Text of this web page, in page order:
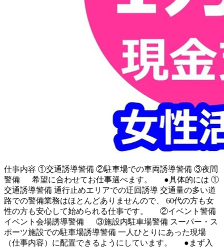
仕事内容 ①交通誘導警備 ②駐車場での車両誘導警備 ③夜間
警備 希望に合わせてお仕事選べます。 ●具体的には ①
交通誘導警備 通行止めエリアでの迂回誘導 交通量の多い道
路での警備業務はほとんどありませんので、 60代の方も女
性の方も安心して始められる仕事です。 ②イベント警備
イベント会場誘導警備 ③施設内駐車場警備 スーパー・ス
ポーツ施設での駐車場誘導警備 一人ひとりにあった現場
（仕事内容）に配置できるようにしています。 ●まず入